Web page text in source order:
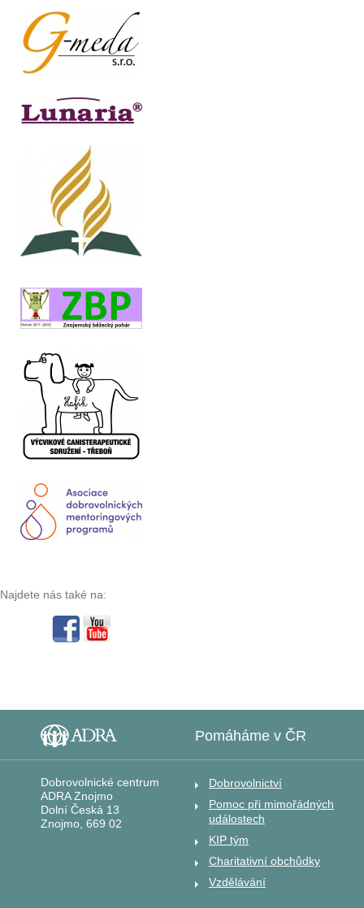
Najdete nás také na:
Dobrovolnické centrum
ADRA Znojmo
Dolní Česká 13
Znojmo, 669 02
Pomáháme v ČR
Dobrovolnictví
Pomoc při mimořádných
událostech
KIP tým
Charitativní obchůdky
Vzdělávání